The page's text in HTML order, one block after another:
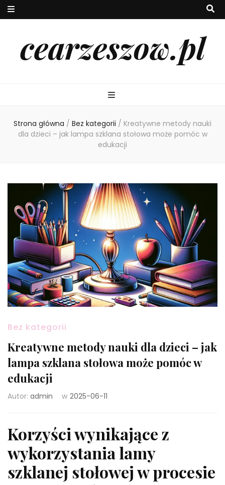
cearzeszow.pl
Strona główna / Bez kategorii / Kreatywne metody nauki
dla dzieci – jak lampa szklana stołowa może pomóc w
edukacji
Bez kategorii
Kreatywne metody nauki dla dzieci – jak
lampa szklana stołowa może pomóc w
edukacji
Autor: admin w 2025-06-11
Korzyści wynikające z
wykorzystania lamy
szklanej stołowej w procesie